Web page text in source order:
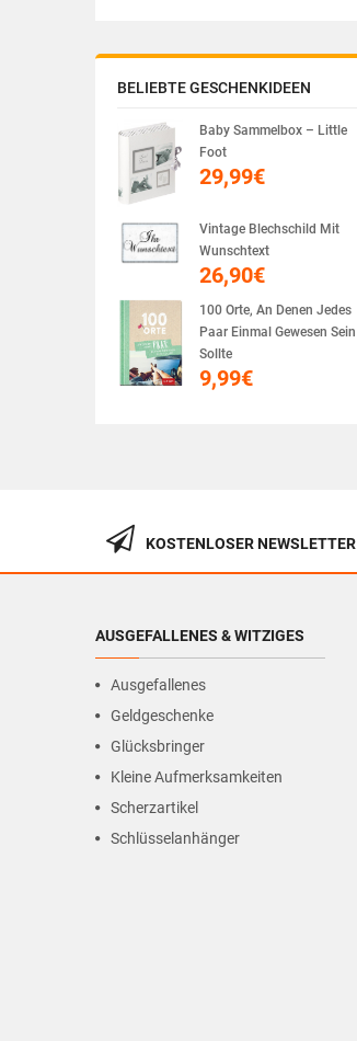
BELIEBTE GESCHENKIDEEN
Baby Sammelbox – Little
Foot
29,99€
Vintage Blechschild Mit
Wunschtext
26,90€
100 Orte, An Denen Jedes
Paar Einmal Gewesen Sein
Sollte
9,99€
Abenteuertauchen im Gasometer
KOSTENLOSER NEWSLETTER
AUSGEFALLENES & WITZIGES
Ausgefallenes
Geldgeschenke
Glücksbringer
Kleine Aufmerksamkeiten
Scherzartikel
Schlüsselanhänger